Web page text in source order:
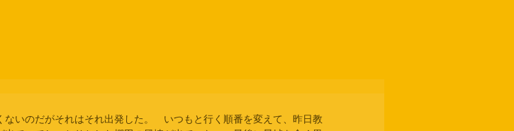
いのだがそれはそれ出発した。　いつもと行く順番を変えて、昨日教